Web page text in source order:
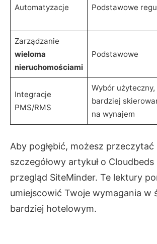
Automatyzacje Podstawowe
Zarządzanie
wieloma
nieruchomościami
Podstawowe
Integracje
PMS/RMS
Wybór użyteczny,
bardziej
na wynajem
Aby pogłębić, możesz przeczytać
szczegółowy artykuł o Cloudbeds
przegląd SiteMinder. Te lektury
umiejscowić Twoje wymagania w
bardziej hotelowym.